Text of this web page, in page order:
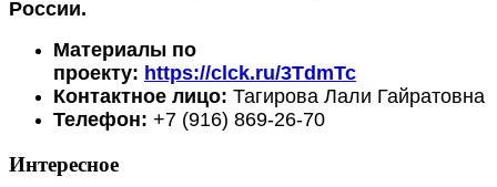
России.
Материалы по
проекту: https://clck.ru/3TdmTc
Контактное лицо: Тагирова Лали Гайратовна
Телефон: +7 (916) 869-26-70
Интересное